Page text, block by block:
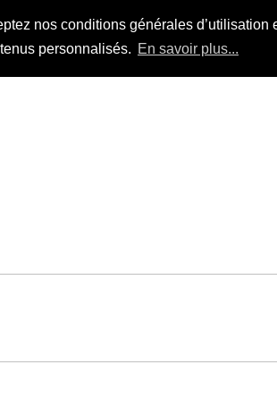
nos conditions générales
personnalisés. En savoir plus...